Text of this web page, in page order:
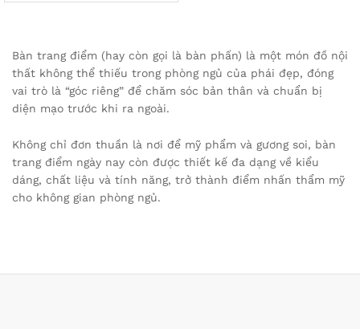
Bàn trang điểm (hay còn gọi là bàn phấn) là một món đồ nội
thất không thể thiếu trong phòng ngủ của phái đẹp, đóng
vai trò là “góc riêng” để chăm sóc bản thân và chuẩn bị
diện mạo trước khi ra ngoài.
Không chỉ đơn thuần là nơi để mỹ phẩm và gương soi, bàn
trang điểm ngày nay còn được thiết kế đa dạng về kiểu
dáng, chất liệu và tính năng, trở thành điểm nhấn thẩm mỹ
cho không gian phòng ngủ.